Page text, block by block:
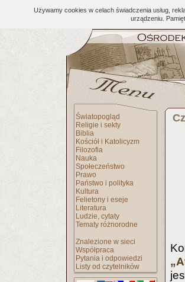
Używamy cookies w celach świadczenia usług,
urządzeniu.
Światopogląd
Religie i sekty
Biblia
Kościół i Katolicyzm
Filozofia
Nauka
Społeczeństwo
Prawo
Państwo i polityka
Kultura
Felietony i eseje
Literatura
Ludzie, cytaty
Tematy różnorodne
Znalezione w sieci
Współpraca
Pytania i odpowiedzi
Listy od czytelników